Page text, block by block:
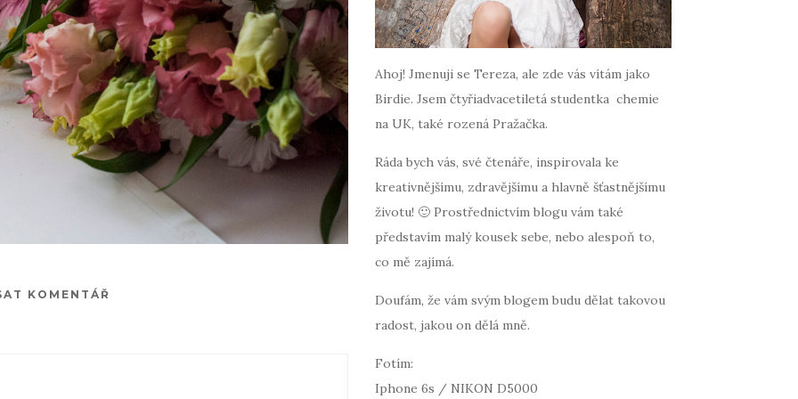
KOMENTÁŘ
Ahoj! Jmenuji se Tereza, ale zde vás vítám jako
Birdie. Jsem čtyřiadvacetiletá studentka chemie
na UK, také rozená Pražačka.
Ráda bych vás, své čtenáře, inspirovala ke
kreativnějšímu, zdravějšímu a hlavně šťastnějšímu
životu! 🙂 Prostřednictvím blogu vám také
představím malý kousek sebe, nebo alespoň to,
co mě zajímá.
Doufám, že vám svým blogem budu dělat takovou
radost, jakou on dělá mně.
Fotím:
Iphone 6s / NIKON D5000